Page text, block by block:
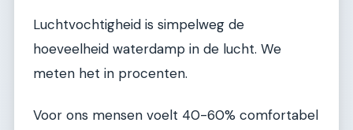
Luchtvochtigheid is simpelweg de
hoeveelheid waterdamp in de lucht. We
meten het in procenten.
Voor ons mensen voelt 40-60% comfortabel